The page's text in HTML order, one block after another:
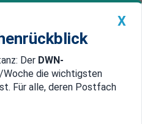
Geldanlage Premium
China
X
Der DWN-
die wichtigsten
Für alle, deren Postfach